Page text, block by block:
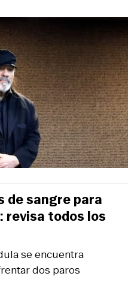
se encuentra
dos paros
de sangre para
revisa todos los